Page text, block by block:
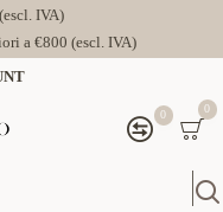
IVA)
a €800 (escl. IVA)
0 0